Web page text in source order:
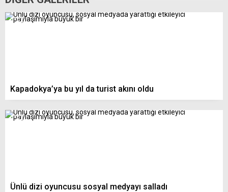
Kapadokya’ya bu yıl da turist akını oldu
Ünlü dizi oyuncusu sosyal medyayı salladı